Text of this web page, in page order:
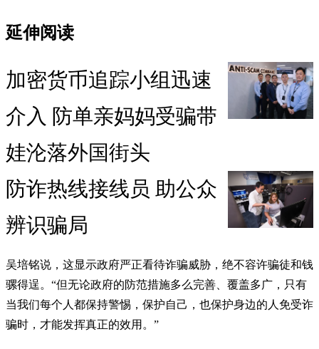
延伸阅读
加密货币追踪小组迅速
介入 防单亲妈妈受骗带
娃沦落外国街头
防诈热线接线员 助公众
辨识骗局
吴培铭说，这显示政府严正看待诈骗威胁，绝不容许骗徒和钱
骡得逞。“但无论政府的防范措施多么完善、覆盖多广，只有
当我们每个人都保持警惕，保护自己，也保护身边的人免受诈
骗时，才能发挥真正的效用。”